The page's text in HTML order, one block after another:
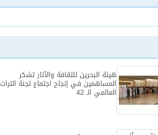
هيئة البحرين للثقافة والآثار تشكر
المساهمين في إنجاح اجتماع لجنة التراث
العالمي الـ 42‎